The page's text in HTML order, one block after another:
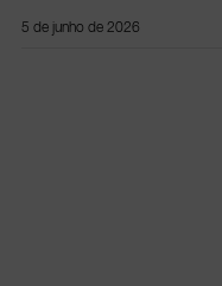
5 de junho de 2026